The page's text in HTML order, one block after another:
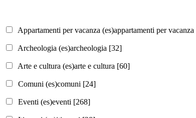
Appartamenti per vacanza (es)appartamenti per vacanza
Archeologia (es)archeologia [32]
Arte e cultura (es)arte e cultura [60]
Comuni (es)comuni [24]
Eventi (es)eventi [268]